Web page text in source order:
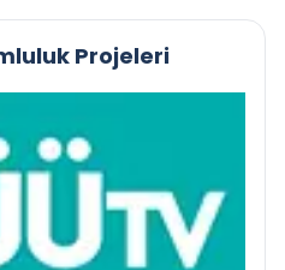
Projeleri